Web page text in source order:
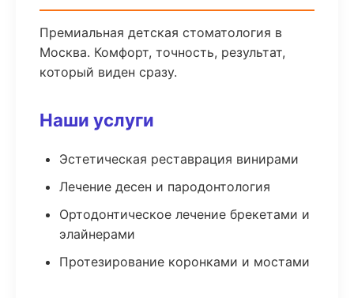
Премиальная детская стоматология в
Москва. Комфорт, точность, результат,
который виден сразу.
Наши услуги
Эстетическая реставрация винирами
Лечение десен и пародонтология
Ортодонтическое лечение брекетами и
элайнерами
Протезирование коронками и мостами